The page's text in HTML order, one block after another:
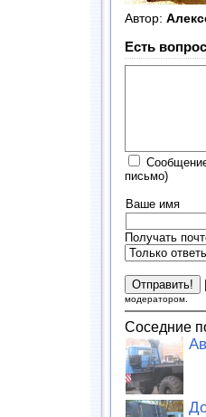
Автор:
Есть
письмо)
Ваше имя
Получать
модератором.
Соседние